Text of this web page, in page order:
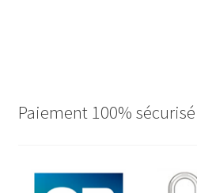
Paiement 100% sécurisé